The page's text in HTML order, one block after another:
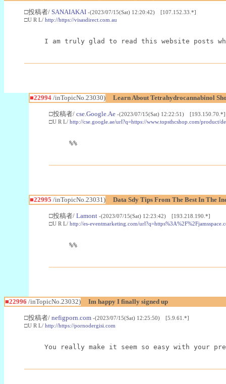
□投稿者/ SANAIAKAI -(2023/07/15(Sat) 12:20:42) [107.152.33.*]
□U R L/ http://https://visasdirect.com.au
I am truly glad to read this website posts
■22994/inTopicNo.23030) Learn About Tetrahydrocannabinol
□投稿者/ cse.Google.Ae -(2023/07/15(Sat) 12:22:51) [193.150.70.*]
□U R L/ http://cse.google.ae/url?q=https://www.topsthcshop.com/
%%
■22995 /inTopicNo.23031) Data Sdy Tips From The Best In The
□投稿者/ Lamont -(2023/07/15(Sat) 12:23:42) [193.218.190.*]
□U R L/ http://es-eventmarketing.com/
%%
■22996 /inTopicNo.23032) Im happy I finally signed up
□投稿者/ nefigporn.com -(2023/07/15(Sat) 12:25:50) [5.9.61.*]
□U R L/ http://https://pornodergisi.com
You really make it seem so easy with your